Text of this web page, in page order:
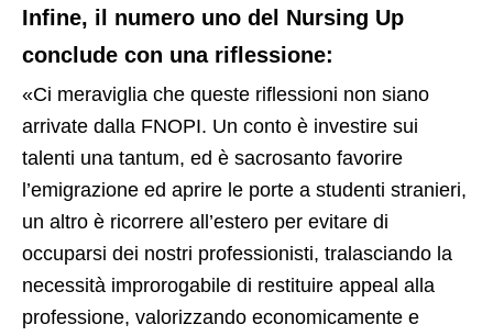
Infine, il numero uno del Nursing Up
conclude con una riflessione:
«Ci meraviglia che queste riflessioni non siano
arrivate dalla FNOPI. Un conto è investire sui
talenti una tantum, ed è sacrosanto favorire
l’emigrazione ed aprire le porte a studenti stranieri,
un altro è ricorrere all’estero per evitare di
occuparsi dei nostri professionisti, tralasciando la
necessità improrogabile di restituire appeal alla
professione, valorizzando economicamente e